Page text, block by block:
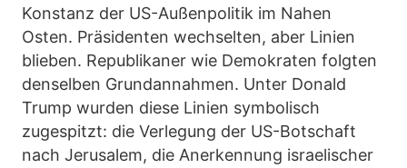
Konstanz der US-Außenpolitik im Nahen
Osten. Präsidenten wechselten, aber Linien
blieben. Republikaner wie Demokraten folgten
denselben Grundannahmen. Unter Donald
Trump wurden diese Linien symbolisch
zugespitzt: die Verlegung der US-Botschaft
nach Jerusalem, die Anerkennung israelischer